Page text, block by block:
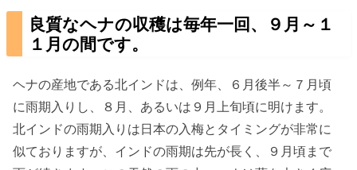
良質なヘナの収穫は毎年一回、９月～１
１月の間です。
ヘナの産地である北インドは、例年、６月後半～７月頃
に雨期入りし、８月、あるいは９月上旬頃に明けます。
北インドの雨期入りは日本の入梅とタイミングが非常に
似ておりますが、インドの雨期は先が長く、９月頃まで